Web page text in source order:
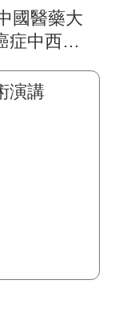
國醫藥大
症中西整